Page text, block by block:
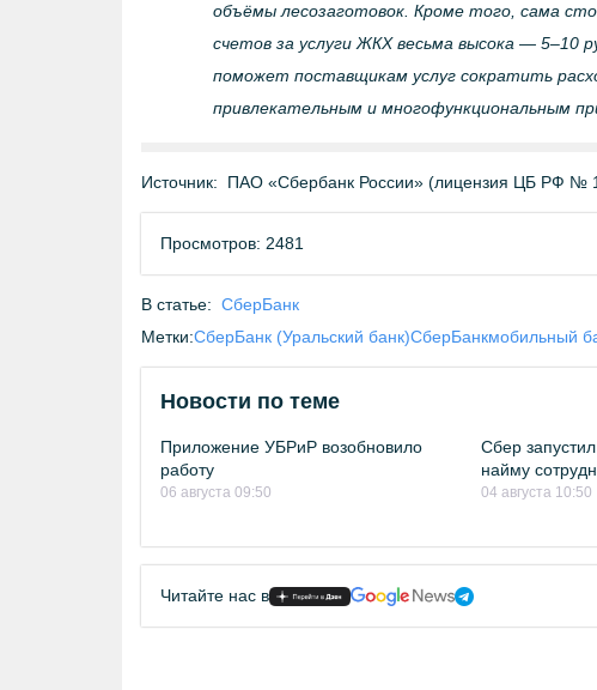
объёмы лесозаготовок. Кроме того, сама
счетов за услуги ЖКХ весьма высока — 5–10
поможет поставщикам услуг сократить
привлекательным и многофункциональным
Источник: ПАО «Сбербанк России» (лицензия ЦБ РФ №
Просмотров: 2481
В статье: СберБанк
Метки:СберБанк (Уральский банк)СберБанкмобильный
Новости по теме
Приложение УБРиР возобновило
работу
06 августа 09:50
Сбер
найму
04 августа 10:50
Читайте нас в